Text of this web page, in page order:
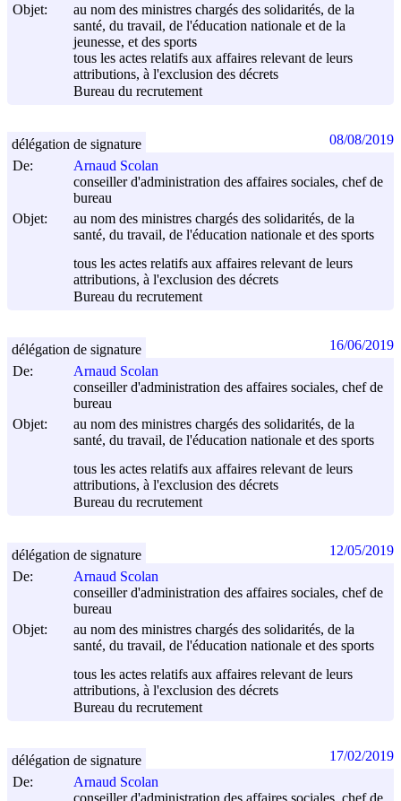
Objet:
au nom des ministres chargés des solidarités, de la
santé, du travail, de l'éducation nationale et de la
jeunesse, et des sports
tous les actes relatifs aux affaires relevant de leurs
attributions, à l'exclusion des décrets
Bureau du recrutement
De:
Arnaud Scolan
conseiller d'administration des affaires sociales, chef de
bureau
Objet:
au nom des ministres chargés des solidarités, de la
santé, du travail, de l'éducation nationale et des sports
tous les actes relatifs aux affaires relevant de leurs
attributions, à l'exclusion des décrets
Bureau du recrutement
délégation de signature 08/08/2019
De:
Arnaud Scolan
conseiller d'administration des affaires sociales, chef de
bureau
Objet:
au nom des ministres chargés des solidarités, de la
santé, du travail, de l'éducation nationale et des sports
tous les actes relatifs aux affaires relevant de leurs
attributions, à l'exclusion des décrets
Bureau du recrutement
délégation de signature 16/06/2019
De:
Arnaud Scolan
conseiller d'administration des affaires sociales, chef de
bureau
Objet:
au nom des ministres chargés des solidarités, de la
santé, du travail, de l'éducation nationale et des sports
tous les actes relatifs aux affaires relevant de leurs
attributions, à l'exclusion des décrets
Bureau du recrutement
délégation de signature 12/05/2019
De:
Arnaud Scolan
délégation de signature 17/02/2019